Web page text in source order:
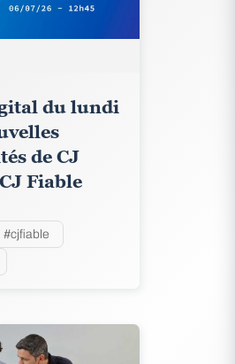
du lundi
de CJ
Fiable
#cjfiable